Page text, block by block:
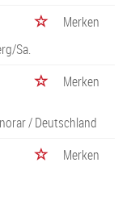
Merken
Sa.
Merken
/ Deutschland
Merken